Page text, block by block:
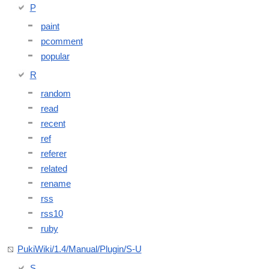
P
paint
pcomment
popular
R
random
read
recent
ref
referer
related
rename
rss
rss10
ruby
PukiWiki/1.4/Manual/Plugin/S-U